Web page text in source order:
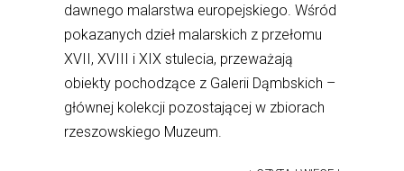
dawnego malarstwa europejskiego. Wśród
pokazanych dzieł malarskich z przełomu
XVII, XVIII i XIX stulecia, przeważają
obiekty pochodzące z Galerii Dąmbskich –
głównej kolekcji pozostającej w zbiorach
rzeszowskiego Muzeum.